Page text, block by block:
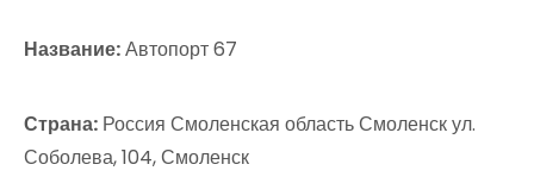
Название:Автопорт 67
Страна: Россия Смоленская область Смоленск ул.
Соболева, 104, Смоленск